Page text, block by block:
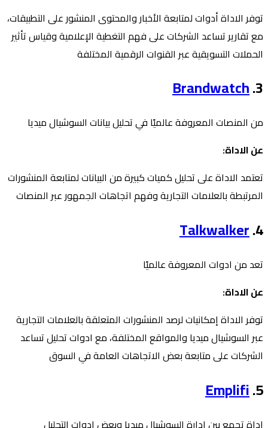
توفر الاداة أدوات لمتابعة الأخبار والمحتوى المنشور على التطبيقات،
مع تقارير تساعد الشركات على فهم التغطية الإعلامية وقياس تأثير
الحملات التسويقية عبر القنوات الرقمية المختلفة
3.⁠ ⁠
Brandwatch
من المنصات المعروفة عالميًا في تحليل بيانات السوشيال ميديا
عن الاداة:
تعتمد الاداة على تحليل كميات كبيرة من البيانات لمتابعة المنشورات
المرتبطة بالعلامات التجارية وفهم اتجاهات الجمهور عبر المنصات
4.⁠ ⁠
Talkwalker
تعد من ادوات المعروفة عالميًا
عن الاداة:
توفر الاداة إمكانيات لرصد المنشورات المتعلقة بالعلامات التجارية
عبر السوشيال ميديا والمواقع المختلفة، مع ادوات تحليل تساعد
الشركات على متابعة بعض الاتجاهات العامة في السوق
5.⁠ ⁠
Emplifi
اداة تجمع بين إدارة السوشيال ميديا وبعض ادوات التحليل